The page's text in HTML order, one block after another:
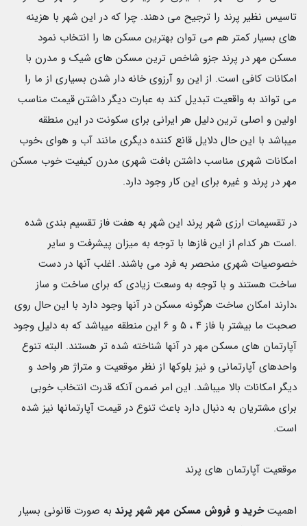
تاسیس نظیر پرند را ترجیح می دهند. چرا که در این شهر با هزینه
های بسیار کمتر هم می توان بهترین مسکن ها را انتخاب نمود
مسکن مهر در پرند جزو شاخص ترین مسکن های شیک و مدرن با
امکانات کافی است. از این رو آرزوی خانه دار شدن بسیاری از ما را
می تواند به واقعیت تبدیل کند به عبارت دیگر داشتن قیمت مناسب
اولین و اصلی ترین دلیل هر ایرانی برای سکونت در این منطقه
میباشد با این حال دلایل قانع کننده دیگری مانند آب و هوای ،خوب
امکانات شهری مناسب داشتن بافت شهری مدرن کیفیت خوب مسکن
مهر در پرند و غیره برای این کار وجود دارد.
در تقسیمات ارزی شهر پرند این شهر به هفت فاز تقسیم بندی شده
.است هر کدام از این فازها با توجه به میزان پیشرفت و سایر
خصوصیات شهری منحصر به فرد می باشند. اغلب آنها در دست
ساخت هستند و با توجه به وسعت زیادی که برای ساخت و ساز
،دارند امکان ساخت هرگونه مسکن در آنها وجود دارد با این حال روی
صحبت ما بیشتر با فاز ۴ ، ۵ و ۶ این منطقه میباشد که به دلیل وجود
آپارتمان های مسکن مهر در آنها شناخته شده تر هستند. البته تنوع
واحدهای آپارتمانی و نیز بلوکها از نظر موقعیت و متراژ هر واحد و
دیگر امکانات بالا میباشد. این امر ضمن آنکه قدرت انتخاب خوبی
برای مشتریان به دنبال دارد باعث تنوع در قیمت آپارتمانها نیز شده
است.
موقعیت آپارتمان های پرند
اهمیتخرید و فروش مسکن مهر شهر پرند به صورت قانونی بسیار